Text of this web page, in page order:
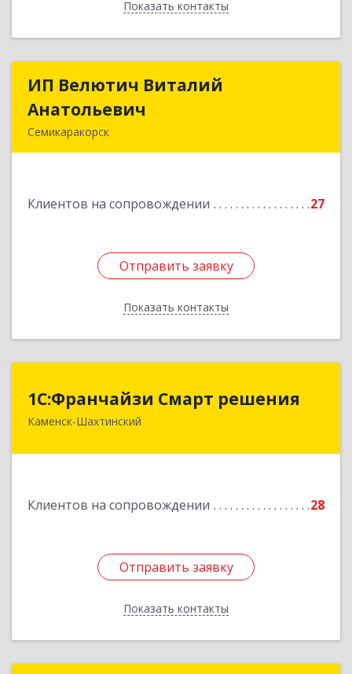
Показать контакты
Назад
ИП Велютич Виталий
Анатольевич
Семикаракорск
Клиентов на сопровождении 27
Отправить заявку
Показать контакты
ИП Велютич Виталий
Подробнее
Отправить заявку
Назад
1С:Франчайзи Смарт решения
Каменск-Шахтинский
Клиентов на сопровождении 28
Отправить заявку
Показать контакты
1С:Франчайзи Смарт решения
347800, Ростовская обл, Каменск-Шахтинский г,
Отправить заявку
Назад